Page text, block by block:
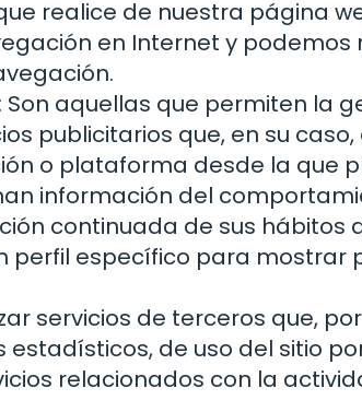
realice de nuestra página
en Internet y
: Son aquellas que permiten la
publicitarios que, en su
o plataforma desde la que
información del
continuada de sus hábitos
perfil específico para mostrar
servicios de terceros que,
de uso del sitio
relacionados con la